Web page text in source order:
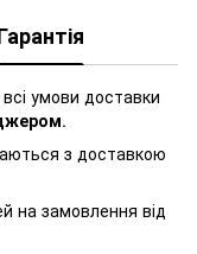
всі умови доставки
.
з доставкою
на замовлення від